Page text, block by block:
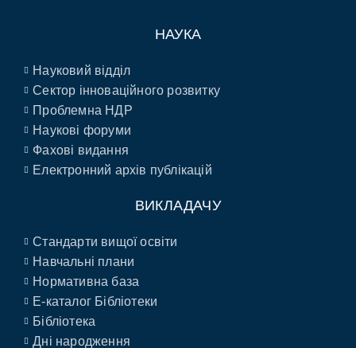
НАУКА
Науковий відділ
Сектор інноваційного розвитку
Проблемна НДР
Наукові форуми
Фахові видання
Електронний архів публікацій
ВИКЛАДАЧУ
Стандарти вищої освіти
Навчальні плани
Нормативна база
E-каталог Бібліотеки
Бібліотека
Дні народження